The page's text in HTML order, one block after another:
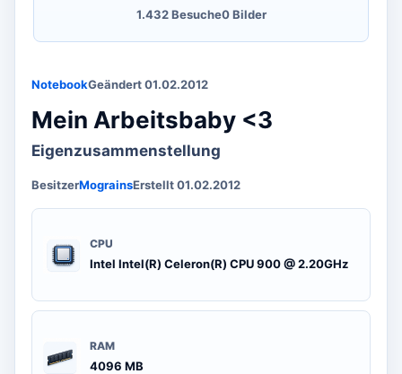
NotebookGeändert 01.02.2012
Mein Arbeitsbaby <3
Eigenzusammenstellung
BesitzerMograinsErstellt 01.02.2012
CPU
Intel Intel(R) Celeron(R) CPU 900 @ 2.20GHz
RAM
4096 MB
1.432 Besuche0 Bilder